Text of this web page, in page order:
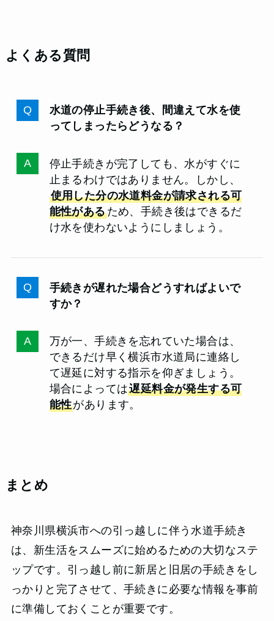
よくある質問
水道の停止手続き後、間違えて水を使
ってしまったらどうなる？
停止手続きが完了しても、水がすぐに
止まるわけではありません。しかし、
使用した分の水道料金が請求される可
能性があるため、手続き後はできるだ
け水を使わないようにしましょう。
手続きが遅れた場合どうすればよいで
すか？
万が一、手続きを忘れていた場合は、
できるだけ早く横浜市水道局に連絡し
て遅延に対する指示を仰ぎましょう。
場合によっては遅延料金が発生する可
能性があります。
まとめ
神奈川県横浜市への引っ越しに伴う水道手続き
は、新生活をスムーズに始めるための大切なステ
ップです。引っ越し前に新居と旧居の手続きをし
っかりと完了させて、手続きに必要な情報を事前
に準備しておくことが重要です。